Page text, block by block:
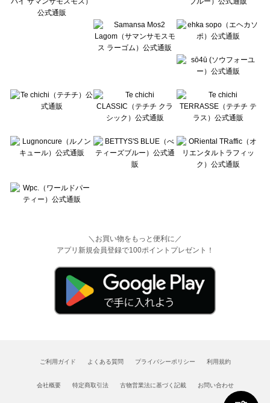
Wpc.（ワールドパーティー）のトップス一覧
＼お買い物をもっと便利に／
アプリ新規会員登録で100ポイントプレゼント！
ご利用ガイド よくある質問 プライバシーポリシー 利用規約
会社概要 特定商取引法 古物営業法に基づく記載 お問い合わせ